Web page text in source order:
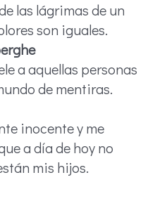
las lágrimas de un
son iguales.
a aquellas personas
de mentiras.
inocente y me
a día de hoy no
mis hijos.